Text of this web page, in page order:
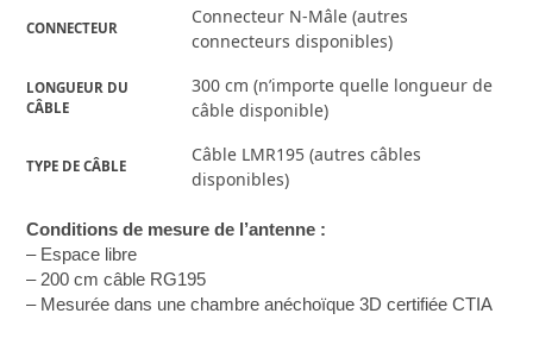
CONNECTEUR
Connecteur N-Mâle (autres
connecteurs disponibles)
LONGUEUR DU
CÂBLE
300 cm (n’importe quelle longueur de
câble disponible)
TYPE DE CÂBLE
Câble LMR195 (autres câbles
disponibles)
Conditions de mesure de l’antenne :
– Espace libre
– 200 cm câble RG195
– Mesurée dans une chambre anéchoïque 3D certifiée CTIA